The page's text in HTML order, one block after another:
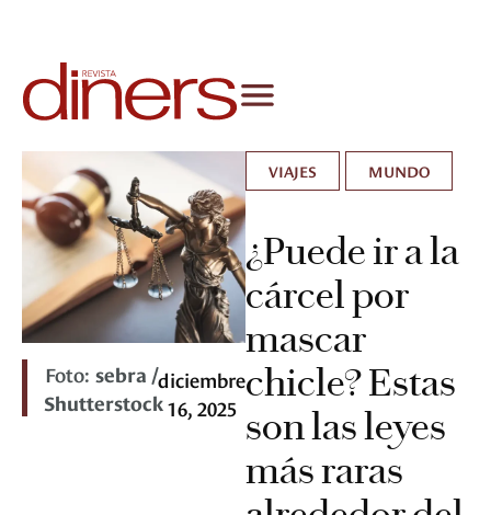
Foto:sebra /
Shutterstock
diciembre
16, 2025
VIAJES MUNDO
¿Puede ir a la
cárcel por
mascar
chicle? Estas
son las leyes
más raras